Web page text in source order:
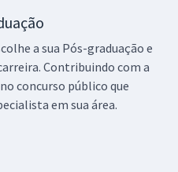
a sua Pós-graduação e
Contribuindo com a
concurso público que
em sua área.